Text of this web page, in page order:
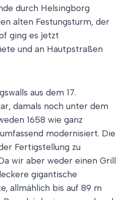
durch Helsingborg
alten Festungsturm, der
ging es jetzt
und an Hautpstraßen
aus dem 17.
damals noch unter dem
1658 wie ganz
modernisiert. Die
Fertigstellung zu
wir aber weder einen Grill
gigantische
allmählich bis auf 89 m